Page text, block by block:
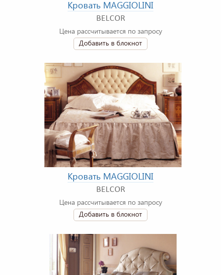
Кровать MAGGIOLINI
BELCOR
Цена рассчитывается по запросу
Добавить в блокнот
Кровать MAGGIOLINI
BELCOR
Цена рассчитывается по запросу
Добавить в блокнот